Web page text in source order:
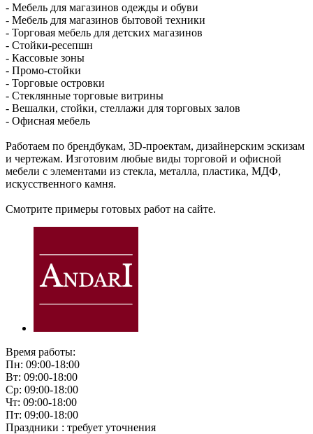
- Мебель для магазинов одежды и обуви
- Мебель для магазинов бытовой техники
- Торговая мебель для детских магазинов
- Стойки-ресепшн
- Кассовые зоны
- Промо-стойки
- Торговые островки
- Стеклянные торговые витрины
- Вешалки, стойки, стеллажи для торговых залов
- Офисная мебель
Работаем по брендбукам, 3D-проектам, дизайнерским эскизам
и чертежам. Изготовим любые виды торговой и офисной
мебели с элементами из стекла, металла, пластика, МДФ,
искусственного камня.
Смотрите примеры готовых работ на сайте.
Время работы:
Пн: 09:00-18:00
Вт: 09:00-18:00
Ср: 09:00-18:00
Чт: 09:00-18:00
Пт: 09:00-18:00
Праздники : требует уточнения